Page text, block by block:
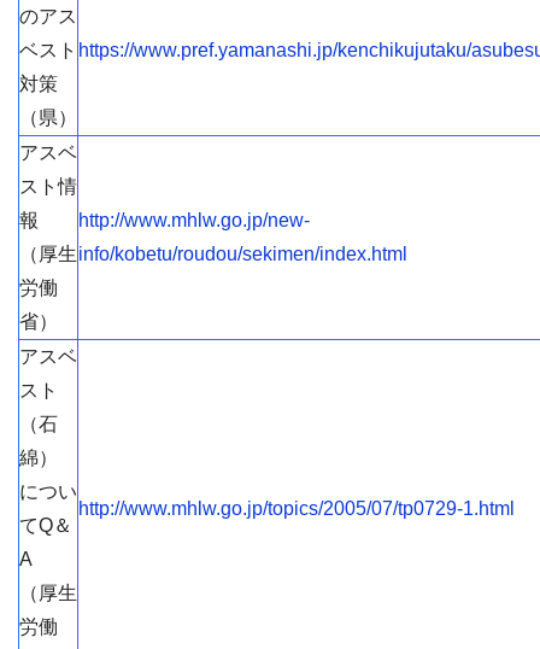
のアス
ベスト
対策
（県）
https://www.pref.yamanashi.jp/kenchikujutaku/
アスベ
スト情
報
（厚生
労働
省）
http://www.mhlw.go.jp/new-
info/kobetu/roudou/sekimen/index.html
アスベ
スト
（石
綿）
につい
てQ＆
A
（厚生
労働
http://www.mhlw.go.jp/topics/2005/07/tp0729-1.html